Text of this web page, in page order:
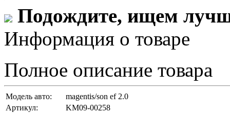
Подождите, ищем
Информация о товаре
Полное описание товара
Модель авто:
magentis/son ef 2.0
Артикул:
KM09-00258